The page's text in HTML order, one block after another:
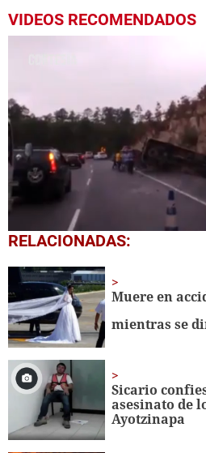
VIDEOS RECOMENDADOS
0
seconds
43
seconds
RELACIONADAS:
Muere en
mientras se
Sicario
asesinato de
Ayotzinapa